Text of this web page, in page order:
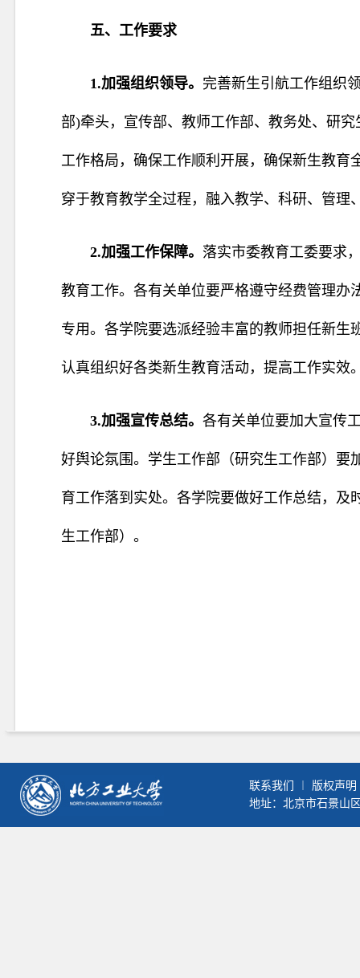
五、工作要求
1.加强组织领导。 完善新生引航工作组织
部)牵头，宣传部、教师工作部、教务处、研
工作格局，确保工作顺利开展，确保新生教
穿于教育教学全过程，融入教学、科研、管理
2.加强工作保障。 落实市委教育工委要求
教育工作。各有关单位要严格遵守经费管理办
专用。各学院要选派经验丰富的教师担任新
认真组织好各类新生教育活动，提高工作实效
3.加强宣传总结。 各有关单位要加大宣传
好舆论氛围。学生工作部（研究生工作部）要
育工作落到实处。各学院要做好工作总结，
生工作部）。
联系我们 版权声明
地址：北京市石景山